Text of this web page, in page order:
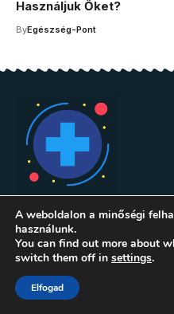
Használjuk Őket?
ByEgészség-Pont
Kategóriák
A weboldalon a minőségi
használunk.
You can find out more about
switch them off in settings.
Elfogad